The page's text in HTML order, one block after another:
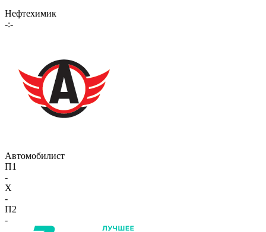
Нефтехимик
-:-
Автомобилист
П1
-
X
-
П2
-